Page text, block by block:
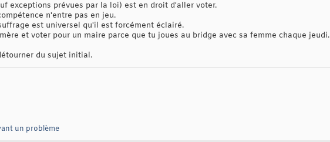
exceptions prévues par la loi) est en droit d'aller voter.
n'entre pas en jeu.
est universel qu'il est forcément éclairé.
et voter pour un maire parce que tu joues au bridge avec sa femme chaque jeudi.
du sujet initial.
un problème